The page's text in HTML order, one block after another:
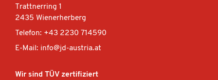
Wir sind TÜV zertifiziert
Trattnerring 1
2435 Wienerherberg
Telefon: +43 2230 714590
E-Mail: info@jd-austria.at